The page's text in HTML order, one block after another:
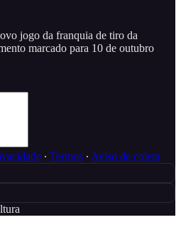
jogo da franquia de tiro da
marcado para 10 de outubro
∙ Termos ∙ Aviso de coleta